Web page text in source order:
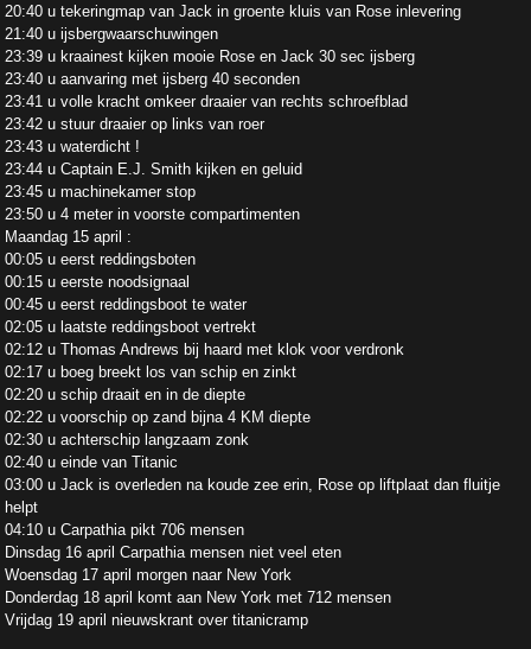
20:40 u tekeringmap van Jack in groente kluis van Rose inlevering
21:40 u ijsbergwaarschuwingen
23:39 u kraainest kijken mooie Rose en Jack 30 sec ijsberg
23:40 u aanvaring met ijsberg 40 seconden
23:41 u volle kracht omkeer draaier van rechts schroefblad
23:42 u stuur draaier op links van roer
23:43 u waterdicht !
23:44 u Captain E.J. Smith kijken en geluid
23:45 u machinekamer stop
23:50 u 4 meter in voorste compartimenten
Maandag 15 april :
00:05 u eerst reddingsboten
00:15 u eerste noodsignaal
00:45 u eerst reddingsboot te water
02:05 u laatste reddingsboot vertrekt
02:12 u Thomas Andrews bij haard met klok voor verdronk
02:17 u boeg breekt los van schip en zinkt
02:20 u schip draait en in de diepte
02:22 u voorschip op zand bijna 4 KM diepte
02:30 u achterschip langzaam zonk
02:40 u einde van Titanic
03:00 u Jack is overleden na koude zee erin, Rose op liftplaat dan fluitje
helpt
04:10 u Carpathia pikt 706 mensen
Dinsdag 16 april Carpathia mensen niet veel eten
Woensdag 17 april morgen naar New York
Donderdag 18 april komt aan New York met 712 mensen
Vrijdag 19 april nieuwskrant over titanicramp